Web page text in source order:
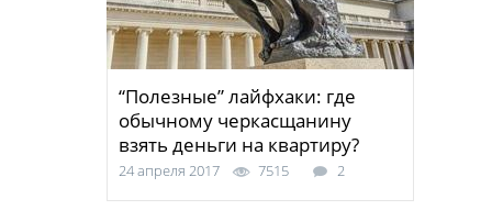
“Полезные” лайфхаки: где
обычному черкасщанину
взять деньги на квартиру?
24 апреля 2017 7515 2